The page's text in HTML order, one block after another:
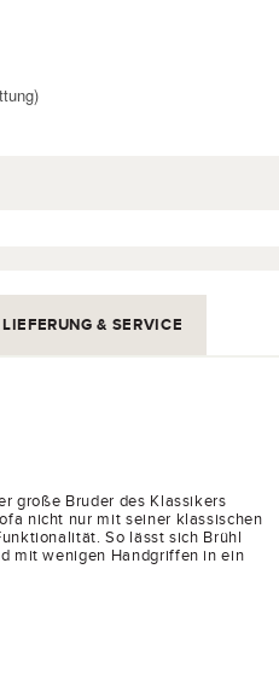
große Bruder des Klassikers
nicht nur mit seiner klassischen
So lässt sich Brühl
mit wenigen Handgriffen in ein
LIEFERUNG & SERVICE